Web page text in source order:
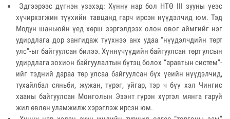
Эдгээрээс дүгнэн үзэхэд: Хүннү нар бол НТӨ III зууны үеэс
хүчирхэгжин түүхийн тавцанд гарч ирсэн нүүдэлчид юм. Тэд
Модун шаньюйн үед хөрш зэргэлдээх олон овог аймгийг нэг
удирдлага дор зангидаж түүхнээ анх удаа “нүүдэлчдийн төрт
улс”-ыг байгуулсан билээ. Хүннүчүүдийн байгуулсан төрт улсын
удирдлага зохион байгуулалтын бүтэц болох “аравтын систем”-
ийг тэдний дараа төр улсаа байгуулсан бүх үеийн нүүдэлчид,
тухайлбал сяньби, жужан, түрэг, уйгар, тэр ч бүү хэл Чингис
хааны байгуулсан Монголын Эзэнт гүрэн хүртэл мянга гаруй
жил өвлөн уламжилж хэрэглэж ирсэн юм.